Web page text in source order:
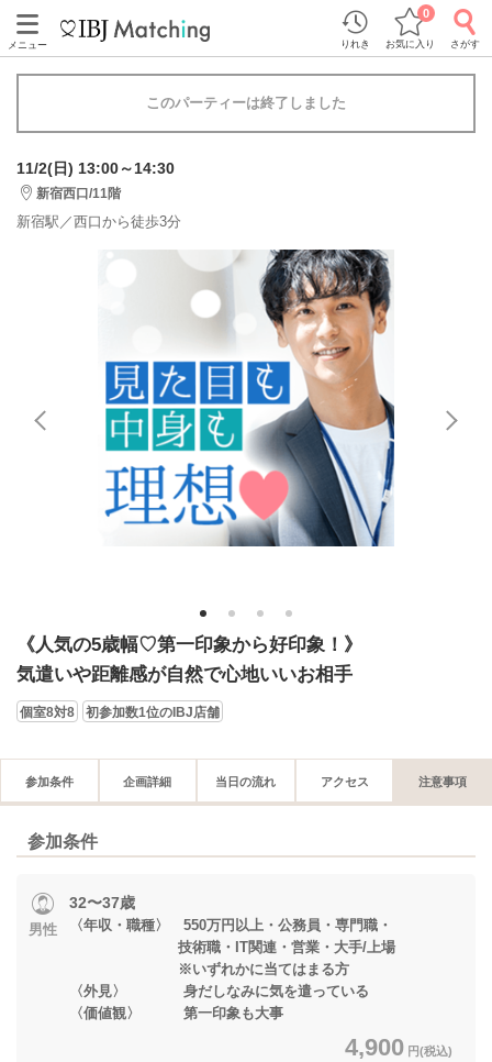
メニュー りれき お気に入り
0
さがす
このパーティーは終了しました
11/2(日) 13:00～14:30
新宿西口/11階
新宿駅／西口から徒歩3分
1 2 3 4
《人気の5歳幅♡第一印象から好印象！》
気遣いや距離感が自然で心地いいお相手
個室8対8 初参加数1位のIBJ店舗
参加条件 企画詳細 当日の流れ アクセス 注意事項
参加条件
男性
32〜37歳
〈年収・職種〉 550万円以上・公務員・専門職・
技術職・IT関連・営業・大手/上場
※いずれかに当てはまる方
〈外見〉 身だしなみに気を遣っている
〈価値観〉 第一印象も大事
4,900 円(税込)